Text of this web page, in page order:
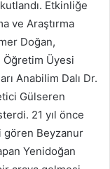
Etkinliğe
ve Araştırma
Doğan,
Öğretim Üyesi
Anabilim Dalı Dr.
Gülseren
21 yıl önce
gören Beyzanur
Yenidoğan